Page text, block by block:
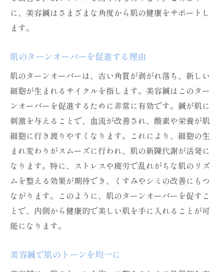
に、美容鍼はさまざまな角度から肌の健康をサポートし
ます。
肌のターンオーバーを促進する理由
肌のターンオーバーは、古い角質が剥がれ落ち、新しい
細胞が生まれるサイクルを指します。美容鍼はこのター
ンオーバーを促進するために非常に有効です。鍼が肌に
刺激を与えることで、血流が改善され、酸素や栄養が肌
細胞に行き渡りやすくなります。これにより、細胞の生
まれ変わりがスムーズに行われ、肌の新陳代謝が活発に
なります。特に、ストレスや疲労で乱れがちな肌のリズ
ムを整える効果が期待でき、くすみやシミの改善にもつ
ながります。このように、肌のターンオーバーを促すこ
とで、内側から健康的で美しい肌を手に入れることが可
能になります。
美容鍼で肌のトーンを均一に